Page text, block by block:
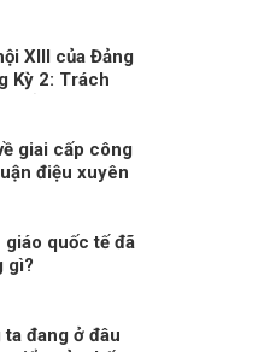
XIII của Đảng
Kỳ 2: Trách
giai cấp công
điệu xuyên
quốc tế đã
gì?
đang ở đâu